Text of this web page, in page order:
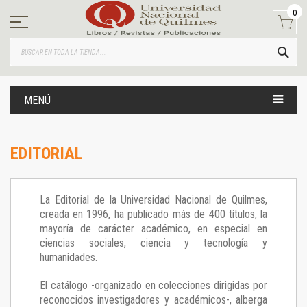
contenido
0
MENÚ
EDITORIAL
La Editorial de la Universidad Nacional de Quilmes,
creada en 1996, ha publicado más de 400 títulos, la
mayoría de carácter académico, en especial en
ciencias sociales, ciencia y tecnología y
humanidades.
El catálogo -organizado en colecciones dirigidas por
reconocidos investigadores y académicos-, alberga